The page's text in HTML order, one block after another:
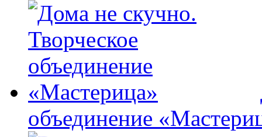
объединение